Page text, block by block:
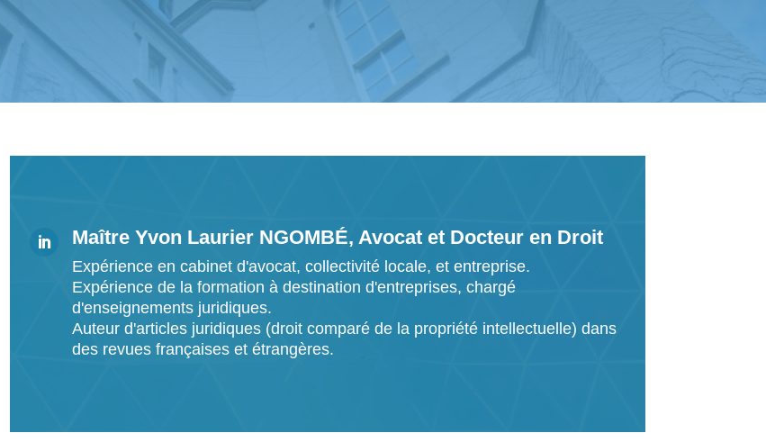
 Maître Yvon Laurier NGOMBÉ, Avocat et Docteur en Droit
Expérience en cabinet d'avocat, collectivité locale, et entreprise.
Expérience de la formation à destination d'entreprises, chargé
d'enseignements juridiques.
Auteur d'articles juridiques (droit comparé de la propriété intellectuelle) dans
des revues françaises et étrangères.